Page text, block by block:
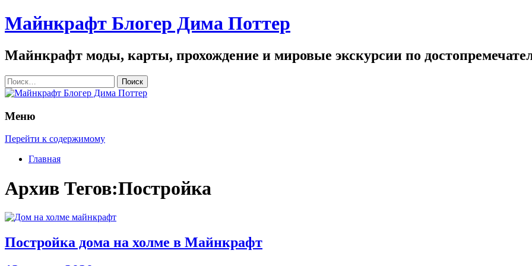
Майнкрафт Блогер Дима Поттер
Майнкрафт моды, карты, прохождение и мировые экскурсии по
Найти:
Меню
Перейти к содержимому
Главная
Архив Тегов:Постройка
Постройка дома на холме в Майнкрафт